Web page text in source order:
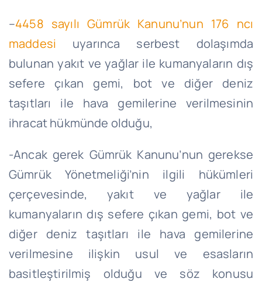
–4458 sayılı Gümrük Kanunu’nun 176 ncı
maddesi uyarınca serbest dolaşımda
bulunan yakıt ve yağlar ile kumanyaların dış
sefere çıkan gemi, bot ve diğer deniz
taşıtları ile hava gemilerine verilmesinin
ihracat hükmünde olduğu,
-Ancak gerek Gümrük Kanunu’nun gerekse
Gümrük Yönetmeliği’nin ilgili hükümleri
çerçevesinde, yakıt ve yağlar ile
kumanyaların dış sefere çıkan gemi, bot ve
diğer deniz taşıtları ile hava gemilerine
verilmesine ilişkin usul ve esasların
basitleştirilmiş olduğu ve söz konusu